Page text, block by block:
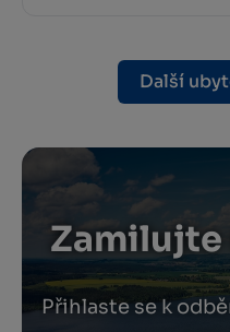
Další
Zamilujte
Přihlaste se k